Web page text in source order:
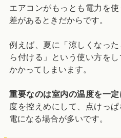
エアコンがもっとも電力を
差があるときだからです。
例えば、夏に「涼しくなっ
ら付ける」という使い方を
かかってしまいます。
重要なのは室内の温度を一定
度を控えめにして、点けっ
電になる場合が多いです。